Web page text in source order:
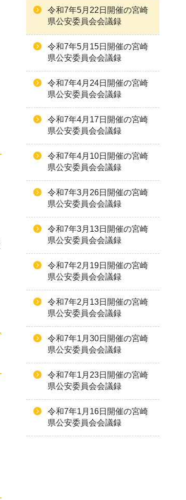
令和7年5月22日開催の宮崎
県公安委員会会議録
令和7年5月15日開催の宮崎
県公安委員会会議録
令和7年4月24日開催の宮崎
県公安委員会会議録
令和7年4月17日開催の宮崎
県公安委員会会議録
令和7年4月10日開催の宮崎
県公安委員会会議録
令和7年3月26日開催の宮崎
県公安委員会会議録
令和7年3月13日開催の宮崎
県公安委員会会議録
令和7年2月19日開催の宮崎
県公安委員会会議録
令和7年2月13日開催の宮崎
県公安委員会会議録
令和7年1月30日開催の宮崎
県公安委員会会議録
令和7年1月23日開催の宮崎
県公安委員会会議録
令和7年1月16日開催の宮崎
県公安委員会会議録